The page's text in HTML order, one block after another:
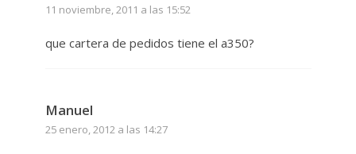
11 noviembre, 2011 a las 15:52
que cartera de pedidos tiene el a350?
Manuel
25 enero, 2012 a las 14:27